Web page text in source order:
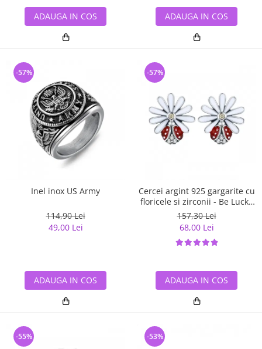
ADAUGA IN COS ADAUGA IN COS
Inel inox US Army
114,90 Lei
49,00 Lei
-57%
ADAUGA IN COS
Cercei argint 925 gargarite cu
floricele si zirconii - Be Lucky
EST0022
157,30 Lei
68,00 Lei
-57%
ADAUGA IN COS
-55% -53%